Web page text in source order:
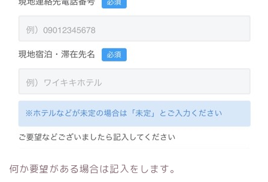
何か要望がある場合は記入をします。